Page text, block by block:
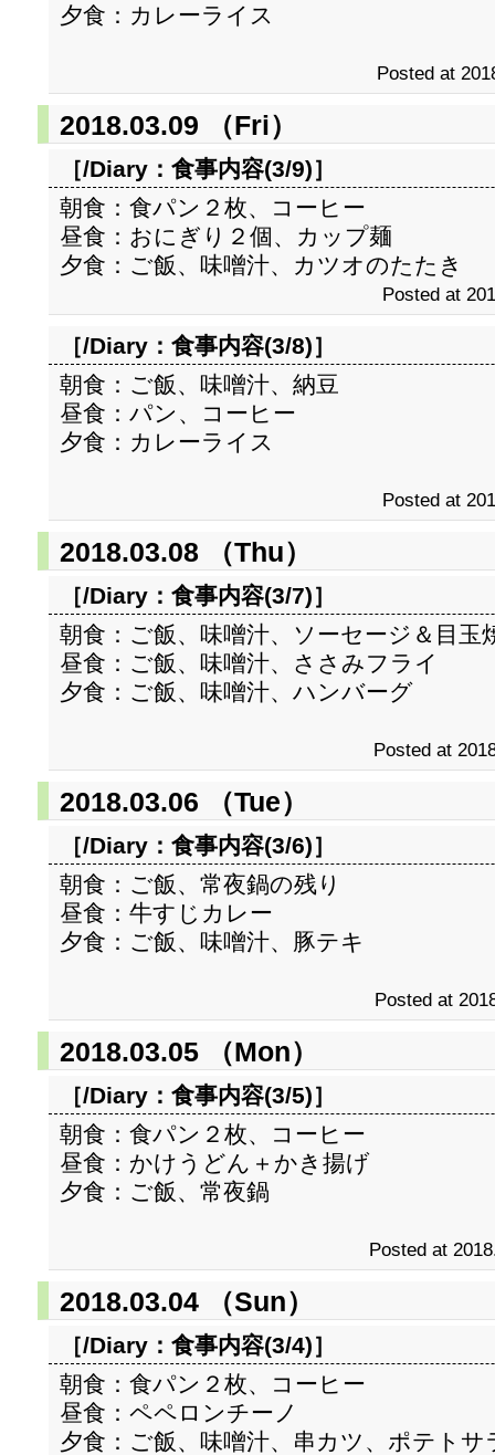
夕食：カレーライス
Posted at
2018.03.09 （Fri）
［/Diary： 食事内容(3/9)］
朝食：食パン２枚、コーヒー
昼食：おにぎり２個、カップ麺
夕食：ご飯、味噌汁、カツオのたたき
Posted at
［/Diary： 食事内容(3/8)］
朝食：ご飯、味噌汁、納豆
昼食：パン、コーヒー
夕食：カレーライス
Posted at
2018.03.08 （Thu）
［/Diary： 食事内容(3/7)］
朝食：ご飯、味噌汁、ソーセージ＆目玉
昼食：ご飯、味噌汁、ささみフライ
夕食：ご飯、味噌汁、ハンバーグ
Posted at
2018.03.06 （Tue）
［/Diary： 食事内容(3/6)］
朝食：ご飯、常夜鍋の残り
昼食：牛すじカレー
夕食：ご飯、味噌汁、豚テキ
Posted at
2018.03.05 （Mon）
［/Diary： 食事内容(3/5)］
朝食：食パン２枚、コーヒー
昼食：かけうどん＋かき揚げ
夕食：ご飯、常夜鍋
Posted at
2018.03.04 （Sun）
［/Diary： 食事内容(3/4)］
朝食：食パン２枚、コーヒー
昼食：ペペロンチーノ
夕食：ご飯、味噌汁、串カツ、ポテトサ